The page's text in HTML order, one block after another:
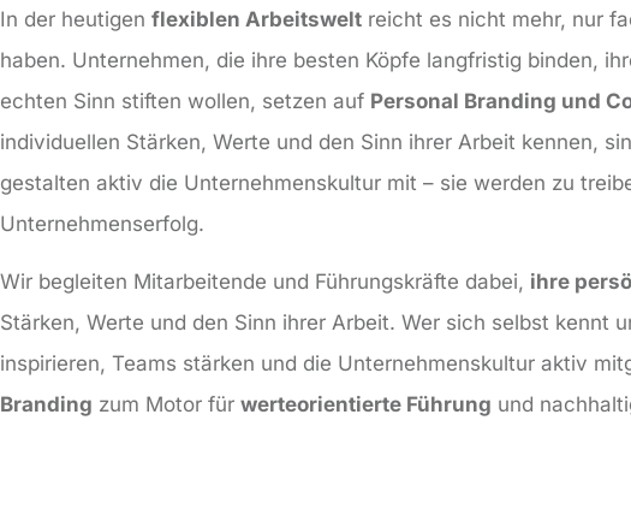
In der heutigen flexiblen Arbeitswelt reicht es nicht mehr, nur
haben. Unternehmen, die ihre besten Köpfe langfristig binden,
echten Sinn stiften wollen, setzen auf Personal Branding und
individuellen Stärken, Werte und den Sinn ihrer Arbeit kennen,
gestalten aktiv die Unternehmenskultur mit – sie werden zu
Unternehmenserfolg.
Wir begleiten Mitarbeitende und Führungskräfte dabei, ihre
Stärken, Werte und den Sinn ihrer Arbeit. Wer sich selbst kennt
inspirieren, Teams stärken und die Unternehmenskultur aktiv
Branding zum Motor für werteorientierte Führung und